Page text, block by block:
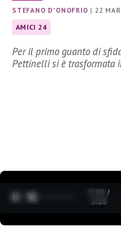
STEFANO D'ONOFRIO |22
AMICI 24
Per il primo guanto di
Pettinelli si è trasformata
0:30 /
3:35